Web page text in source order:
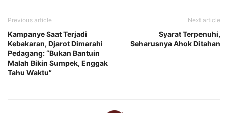
Previous article
Kampanye Saat Terjadi
Kebakaran, Djarot Dimarahi
Pedagang: “Bukan Bantuin
Malah Bikin Sumpek, Enggak
Tahu Waktu”
Next article
Syarat Terpenuhi,
Seharusnya Ahok Ditahan